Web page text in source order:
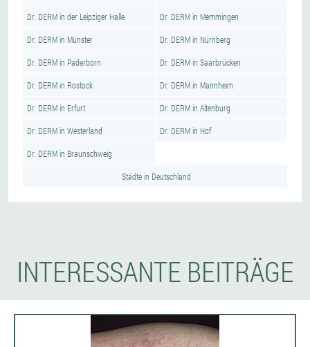
Dr. DERM in der Leipziger Halle Dr. DERM in Memmingen
Dr. DERM in Münster Dr. DERM in Nürnberg
Dr. DERM in Paderborn Dr. DERM in Saarbrücken
Dr. DERM in Rostock Dr. DERM in Mannheim
Dr. DERM in Erfurt Dr. DERM in Altenburg
Dr. DERM in Westerland Dr. DERM in Hof
Dr. DERM in Braunschweig
Städte in Deutschland
INTERESSANTE BEITRÄGE